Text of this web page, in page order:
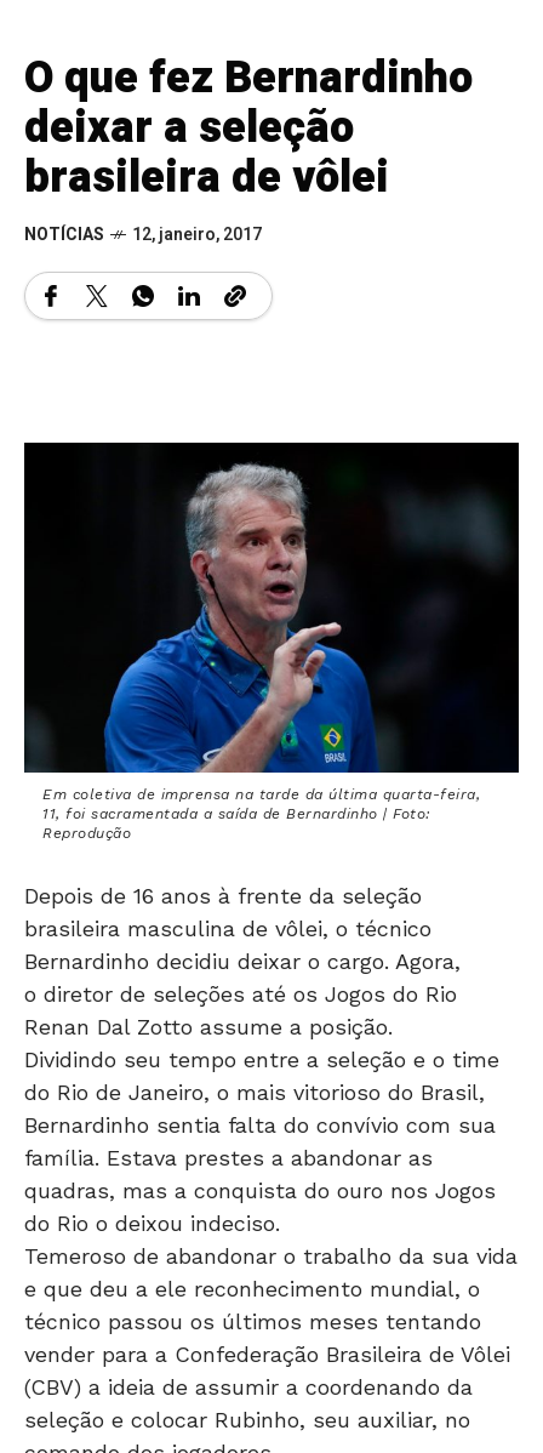
O que fez Bernardinho
deixar a seleção
brasileira de vôlei
NOTÍCIAS 12, janeiro, 2017
Em coletiva de imprensa na tarde da última quarta-feira,
11, foi sacramentada a saída de Bernardinho | Foto:
Reprodução
brasileira masculina de vôlei, o técnico
Bernardinho decidiu deixar o cargo. Agora,
o diretor de seleções até os Jogos do Rio
Renan Dal Zotto assume a posição.
Dividindo seu tempo entre a seleção e o time
do Rio de Janeiro, o mais vitorioso do Brasil,
Bernardinho sentia falta do convívio com sua
família. Estava prestes a abandonar as
quadras, mas a conquista do ouro nos Jogos
do Rio o deixou indeciso.
Temeroso de abandonar o trabalho da sua vida
e que deu a ele reconhecimento mundial, o
técnico passou os últimos meses tentando
vender para a Confederação Brasileira de Vôlei
(CBV) a ideia de assumir a coordenando da
seleção e colocar Rubinho, seu auxiliar, no
comando dos jogadores.
LEIA MAIS: Ninguém merece mais piada sobre